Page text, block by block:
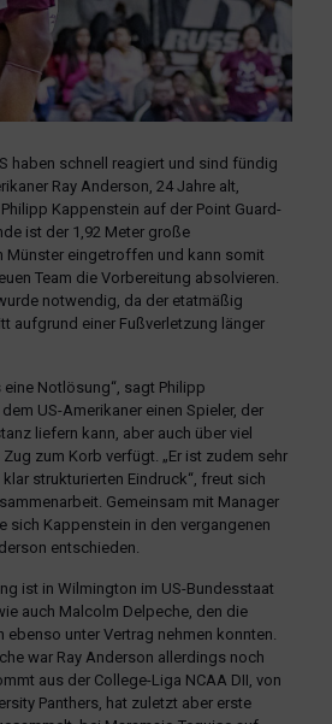
haben schnell reagiert und sind fündig
Ray Anderson, 24 Jahre alt,
Kappenstein auf der Point Guard-
ist der 1,92 Meter große
Münster eingetroffen und kann somit
Team die Vorbereitung absolvieren.
notwendig, da der etatmäßig
aufgrund einer Fußverletzung länger
eine Notlösung“, sagt Philipp
US-Amerikaner einen Spieler, der
liefern kann, aber auch über viel
zum Korb verfügt. „Er ist zudem sehr
strukturierten Eindruck“, freut sich
Gemeinsam mit Manager
sich Kappenstein in den vergangenen
entschieden.
ist in Wilmington im US-Bundesstaat
auch Malcolm Delpeche, den die
ebenso unter Vertrag nehmen konnten.
war Ray Anderson allerdings noch
aus der College-Liga NCAA DII, von
Panthers, hat zuletzt aber erste